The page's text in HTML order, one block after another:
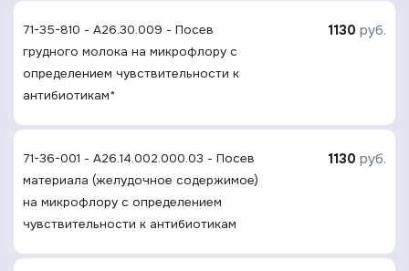
71-35-810 - A26.30.009 - Посев
грудного молока на микрофлору с
определением чувcтвительности к
антибиотикам*
1130 руб.
71-36-001 - A26.14.002.000.03 - Посев
материала (желудочное содержимое)
на микрофлору с определением
чувcтвительности к антибиотикам
1130 руб.